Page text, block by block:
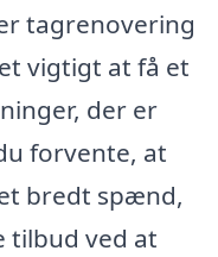
tagrenovering
vigtigt at få et
der er
forvente, at
bredt spænd,
tilbud ved at